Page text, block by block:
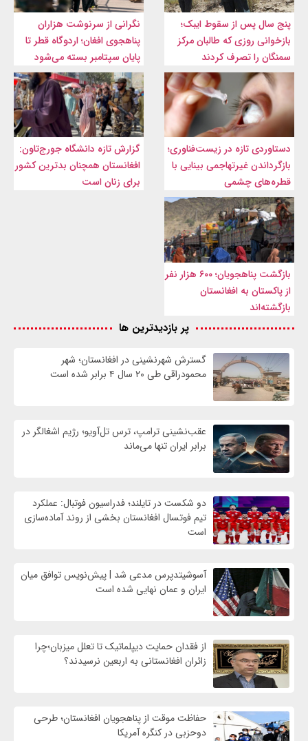
پنج سال پس از سقوط ایبک؛
بازخوانی روزی که طالبان مرکز
سمنگان را تصرف کردند
نگرانی از سرنوشت هزاران
پناهجوی افغان؛ اردوگاه قطر تا
پایان سپتامبر بسته می‌شود
دستاوردی تازه در زیست‌فناوری؛
بازگرداندن غیرتهاجمی بینایی با
قطره‌های چشمی
گزارش تازه دانشگاه جورج‌تاون:
افغانستان همچنان بدترین کشور
برای زنان است
بازگشت پناهجویان؛ ۶۰۰ هزار نفر
از پاکستان به افغانستان
بازگشته‌اند
پر بازدیدترین ها
گسترش شهرنشینی در افغانستان؛ شهر
محمودراقی طی ۲۰ سال ۴ برابر شده است
عقب‌نشینی ترامپ، ترس تل‌آویو؛ رژیم اشغالگر در
برابر ایران تنها می‌ماند
دو شکست در تایلند؛ فدراسیون فوتبال: عملکرد
تیم فوتسال افغانستان بخشی از روند آماده‌سازی
است
آسوشیتدپرس مدعی شد | پیش‌نویس توافق میان
ایران و عمان نهایی شده است
از فقدان حمایت دیپلماتیک تا تعلل میزبان؛چرا
زائران افغانستانی به اربعین نرسیدند؟
حفاظت موقت از پناهجویان افغانستان؛ طرحی
دوحزبی در کنگره آمریکا